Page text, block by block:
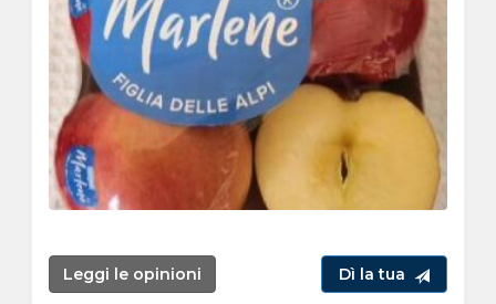
Leggi le opinioni Dì la tua